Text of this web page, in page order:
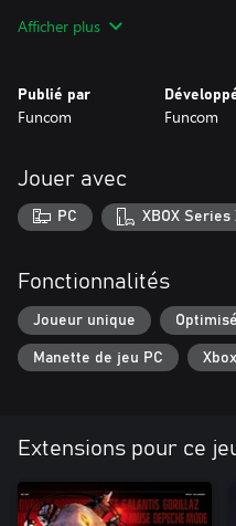
• Leviathan interprété par Will
• Trois tenues avec bonus
• Goodbye, My Morning Star
• Swallow the Fire interprété
• Mouth of Hell interprété par
démons à coups de flèches.
Essential Hits Pack :
• Gorillaz – Feel Good Inc.
• DVBBS & Borgeous – Tsunami
• Galantis – Runaway (U & I)
• Paramore – Misery Business
Afficher plus
Publié par
Funcom Funcom
Jouer avec
PC XBOX Series
Fonctionnalités
Joueur unique
Manette de jeu PC
Extensions pour ce